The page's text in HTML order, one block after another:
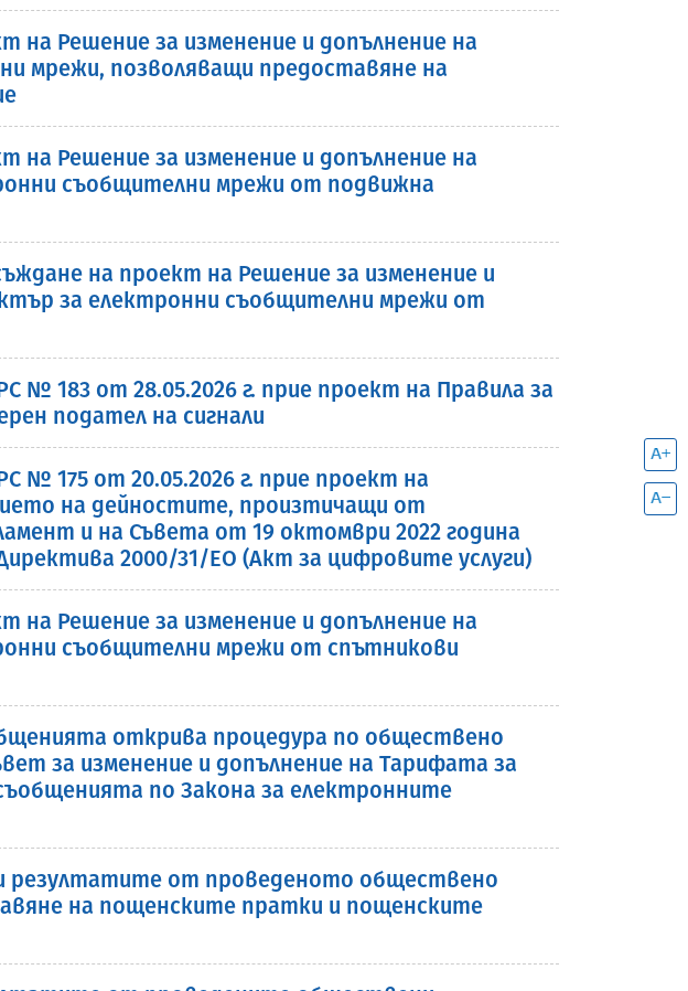
Решение за изменение и допълнение на
мрежи, позволяващи предоставяне на
Решение за изменение и допълнение на
съобщителни мрежи от подвижна
на проект на Решение за изменение и
за електронни съобщителни мрежи от
№ 183 от 28.05.2026 г. прие проект на Правила за
подател на сигнали
№ 175 от 20.05.2026 г. прие проект на
на дейностите, произтичащи от
и на Съвета от 19 октомври 2022 година
2000/31/ЕО (Акт за цифровите услуги)
Решение за изменение и допълнение на
съобщителни мрежи от спътникови
открива процедура по обществено
за изменение и допълнение на Тарифата за
по Закона за електронните
резултатите от проведеното обществено
на пощенските пратки и пощенските